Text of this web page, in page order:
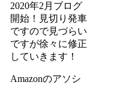
2020年2月ブログ
開始！見切り発車
ですので見づらい
ですが徐々に修正
していきます！
Amazonのアソシ